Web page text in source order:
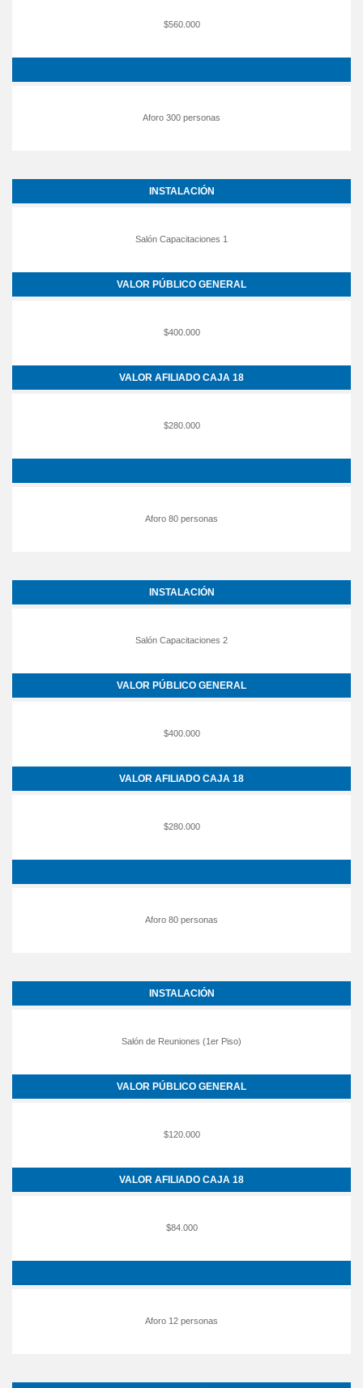
$560.000
Aforo 300 personas
INSTALACIÓN
Salón Capacitaciones 1
VALOR PÚBLICO GENERAL
$400.000
VALOR AFILIADO CAJA 18
$280.000
Aforo 80 personas
INSTALACIÓN
Salón Capacitaciones 2
VALOR PÚBLICO GENERAL
$400.000
VALOR AFILIADO CAJA 18
$280.000
Aforo 80 personas
INSTALACIÓN
Salón de Reuniones (1er Piso)
VALOR PÚBLICO GENERAL
$120.000
VALOR AFILIADO CAJA 18
$84.000
Aforo 12 personas